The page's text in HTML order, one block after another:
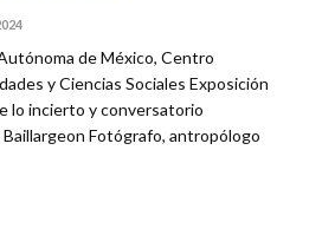
de México, Centro
y Ciencias Sociales Exposición
lo incierto y conversatorio
Fotógrafo, antropólogo